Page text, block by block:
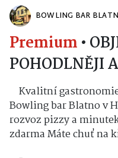
BOWLING BAR
Premium •
POHODLNĚJI
Kvalitní
Bowling bar Blatno v
rozvoz pizzy a
zdarma Máte chuť na